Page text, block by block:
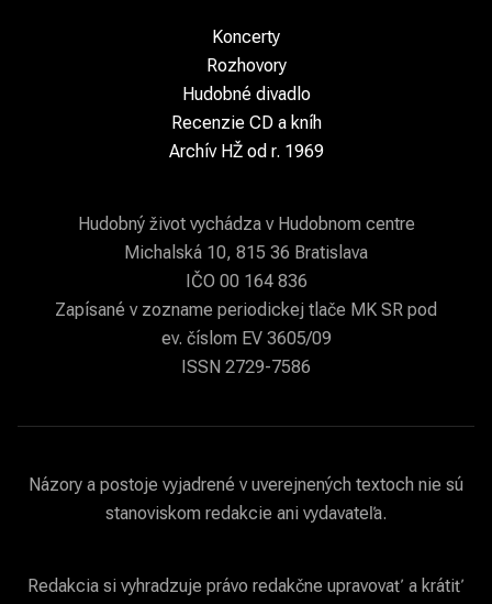
Koncerty
Rozhovory
Hudobné divadlo
Recenzie CD a kníh
Archív HŽ od r. 1969
Hudobný život vychádza v Hudobnom centre
Michalská 10, 815 36 Bratislava
IČO 00 164 836
Zapísané v zozname periodickej tlače MK SR pod
ev. číslom EV 3605/09
ISSN 2729-7586
Názory a postoje vyjadrené v uverejnených textoch nie sú
stanoviskom redakcie ani vydavateľa.
Redakcia si vyhradzuje právo redakčne upravovať a krátiť